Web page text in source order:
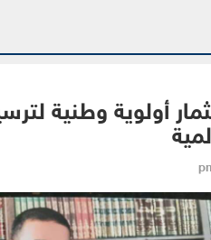
أولوية وطنية